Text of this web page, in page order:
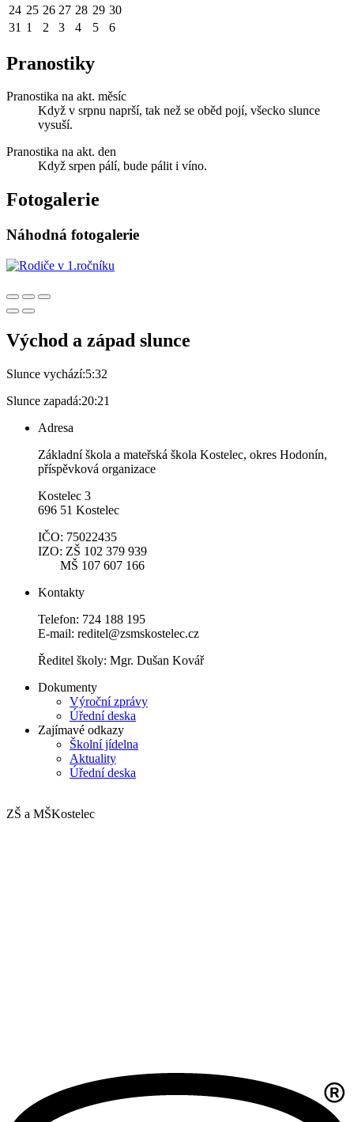
24 25 26 27 28 29 30
31 1 2 3 4 5 6
Pranostiky
Pranostika na akt. měsíc
Když v srpnu naprší, tak než se oběd pojí, všecko slunce
vysuší.
Pranostika na akt. den
Když srpen pálí, bude pálit i víno.
Fotogalerie
Náhodná fotogalerie
Východ a západ slunce
Slunce vychází:5:32
Slunce zapadá:20:21
Adresa
Základní škola a mateřská škola Kostelec, okres Hodonín,
příspěvková organizace
Kostelec 3
696 51 Kostelec
IČO: 75022435
IZO: ZŠ 102 379 939
MŠ 107 607 166
Kontakty
Telefon: 724 188 195
E-mail: reditel@zsmskostelec.cz
Ředitel školy: Mgr. Dušan Kovář
Dokumenty
Výroční zprávy
Úřední deska
Zajímavé odkazy
Školní jídelna
Aktuality
Úřední deska
ZŠ a MŠKostelec